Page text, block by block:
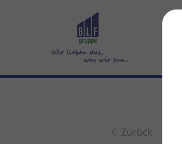
resource://Blf.Site/Private/Templates/
Zurück